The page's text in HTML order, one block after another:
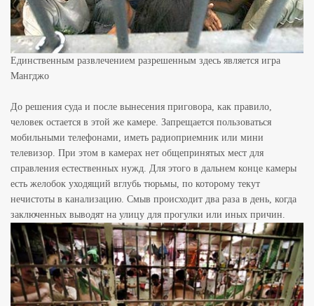
Единственным развлечением разрешенным здесь является игра
Мангджо
До решения суда и после вынесения приговора, как правило,
человек остается в этой же камере. Запрещается пользоваться
мобильными телефонами, иметь радиоприемник или мини
телевизор. При этом в камерах нет общепринятых мест для
справления естественных нужд. Для этого в дальнем конце камеры
есть желобок уходящий вглубь тюрьмы, по которому текут
нечистоты в канализацию. Смыв происходит два раза в день, когда
заключенных выводят на улицу для прогулки или иных причин.